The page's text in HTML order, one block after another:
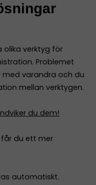
olika verktyg för
Problemet
varandra och du
mellan verktygen.
du dem!
får du ett mer
automatiskt.